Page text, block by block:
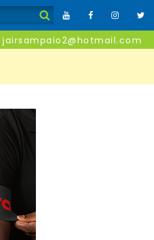
jairsampaio2@hotmail.com